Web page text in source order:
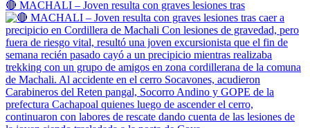
🔴 MACHALI – Joven resulta con graves lesiones tras